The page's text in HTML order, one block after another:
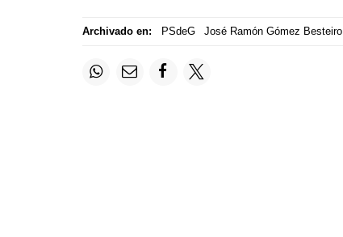
Archivado en: PSdeG José Ramón Gómez Besteiro